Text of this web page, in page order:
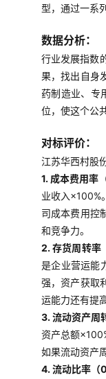
型，通过一系
数据分析：
行业发展指数
果，找出自身
药制造业、专
位，使这个公
对标评价：
江苏华西村股
1. 成本费用率
业收入×100%
司成本费用控
和竞争力。
2. 存货周转率
是企业营运能
强，资产获取
运能力还有提
3. 流动资产周
资产总额
如果流动资产
4. 流动比率（